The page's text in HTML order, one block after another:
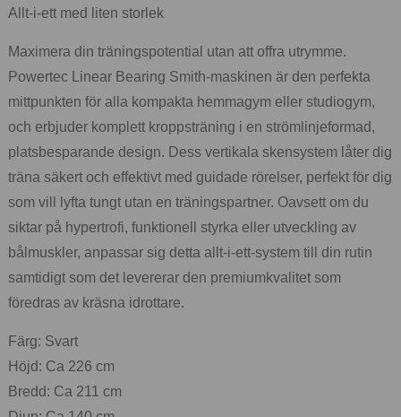
Allt-i-ett med liten storlek
Maximera din träningspotential utan att offra utrymme.
Powertec Linear Bearing Smith-maskinen är den perfekta
mittpunkten för alla kompakta hemmagym eller studiogym,
och erbjuder komplett kroppsträning i en strömlinjeformad,
platsbesparande design. Dess vertikala skensystem låter dig
träna säkert och effektivt med guidade rörelser, perfekt för dig
som vill lyfta tungt utan en träningspartner. Oavsett om du
siktar på hypertrofi, funktionell styrka eller utveckling av
bålmuskler, anpassar sig detta allt-i-ett-system till din rutin
samtidigt som det levererar den premiumkvalitet som
föredras av kräsna idrottare.
Färg: Svart
Höjd: Ca 226 cm
Bredd: Ca 211 cm